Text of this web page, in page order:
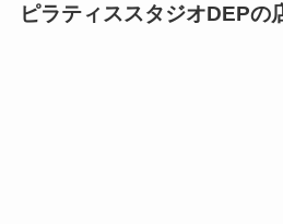
ピラティススタジオDEPの